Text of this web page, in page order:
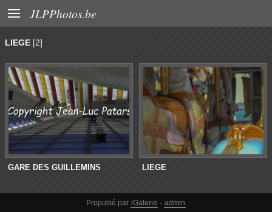
 JLPPhotos.be
LIEGE [2]
GARE DES GUILLEMINS LIEGE
Propulsé par iGalerie - admin